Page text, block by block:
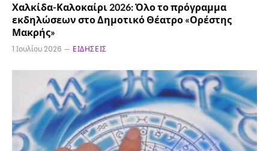
Χαλκίδα-Καλοκαίρι 2026: Όλο το πρόγραμμα
εκδηλώσεων στο Δημοτικό Θέατρο «Ορέστης
Μακρής»
1 Ιουλίου 2026 ΕΙΔΉΣΕΙΣ